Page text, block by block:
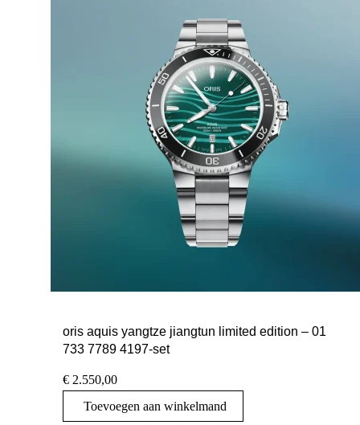
oris aquis yangtze jiangtun limited edition – 01
733 7789 4197-set
€ 2.550,00
Toevoegen aan winkelmand